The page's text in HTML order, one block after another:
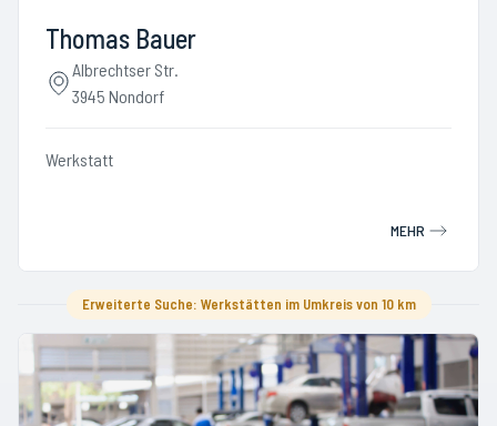
Thomas Bauer
Albrechtser Str.
3945 Nondorf
Werkstatt
MEHR
Erweiterte Suche: Werkstätten im Umkreis von 10 km